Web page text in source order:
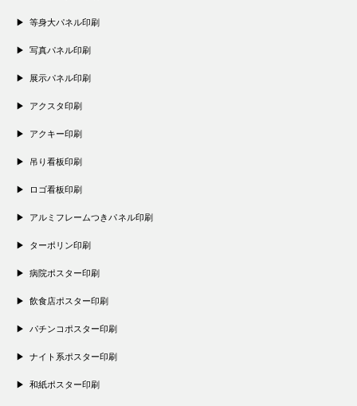
等身大パネル印刷
写真パネル印刷
展示パネル印刷
アクスタ印刷
アクキー印刷
吊り看板印刷
ロゴ看板印刷
アルミフレームつきパネル印刷
ターポリン印刷
病院ポスター印刷
飲食店ポスター印刷
パチンコポスター印刷
ナイト系ポスター印刷
和紙ポスター印刷